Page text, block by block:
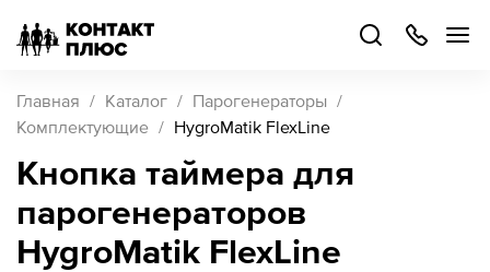
Главная Каталог
Парогенераторы
Комплектующие
HygroMatik FlexLine
Кнопка таймера для
парогенераторов
HygroMatik FlexLine
499
504-
48
Каталог
товаров
Стать
Войти